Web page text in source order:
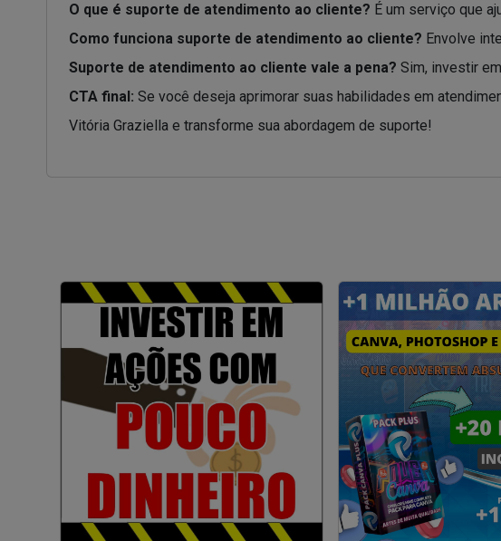
O que é suporte de atendimento ao cliente? É um serviço que
Como funciona suporte de atendimento ao cliente? Envolve
Suporte de atendimento ao cliente vale a pena? Sim, investir
CTA final: Se você deseja aprimorar suas habilidades em
Vitória Graziella e transforme sua abordagem de suporte!